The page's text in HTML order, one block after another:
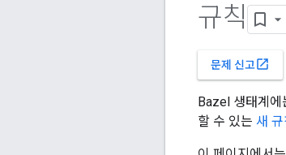
규칙
문제 신고open_in_new
Bazel 생태계에
할 수 있는 새 규